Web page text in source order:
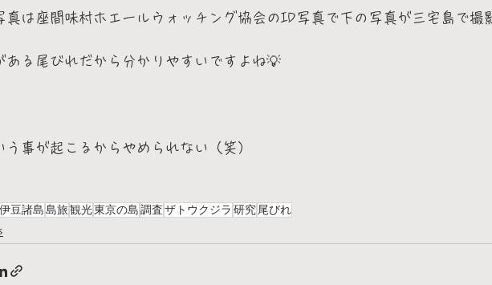
真は座間味村ホエールウォッチング協会のID写真で下の写真が三宅島で撮
ある尾びれだから分かりやすいですよね💡
う事が起こるからやめられない（笑）
伊豆諸島 島旅 観光東京の島 調査 ザトウクジラ 研究 尾びれ